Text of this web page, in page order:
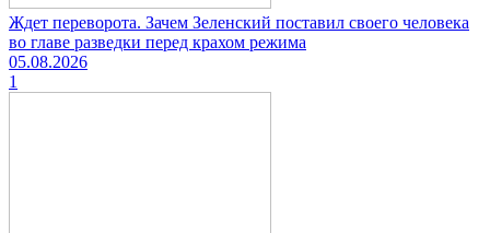
Ждет переворота. Зачем Зеленский поставил своего человека
во главе разведки перед крахом режима
05.08.2026
1